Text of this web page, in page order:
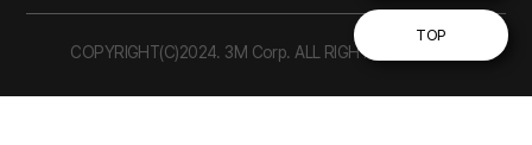
TOP
COPYRIGHT(C)2024. 3M Corp. ALL RIGHTS RESERVED